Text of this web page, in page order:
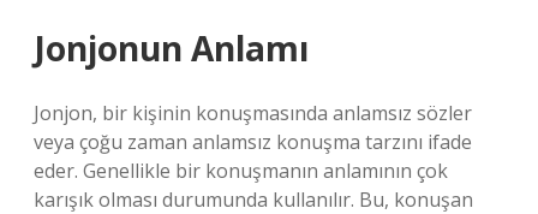
Jonjonun Anlamı
Jonjon, bir kişinin konuşmasında anlamsız sözler
veya çoğu zaman anlamsız konuşma tarzını ifade
eder. Genellikle bir konuşmanın anlamının çok
karışık olması durumunda kullanılır. Bu, konuşan